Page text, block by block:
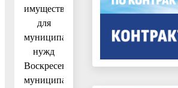
имущества
для
муниципальных
нужд
Воскресенского
муниципального